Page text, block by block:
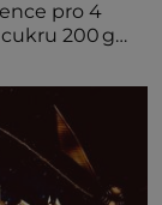
pro 4
do